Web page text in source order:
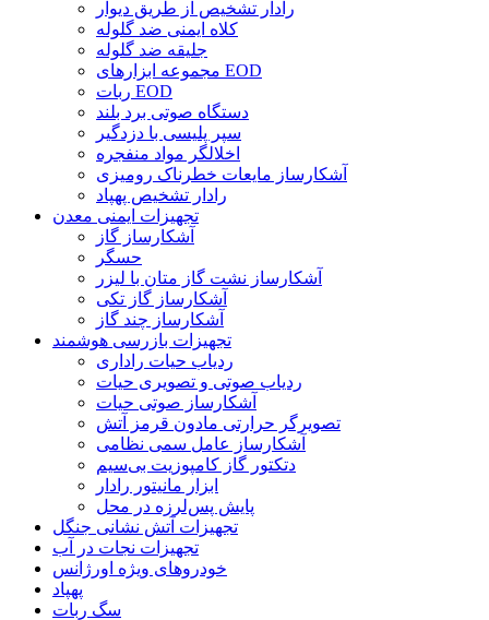
رادار تشخیص از طریق دیوار
کلاه ایمنی ضد گلوله
جلیقه ضد گلوله
مجموعه ابزارهای EOD
ربات EOD
دستگاه صوتی برد بلند
سپر پلیسی با دزدگیر
اخلالگر مواد منفجره
آشکارساز مایعات خطرناک رومیزی
رادار تشخیص پهپاد
تجهیزات ایمنی معدن
آشکارساز گاز
حسگر
آشکارساز نشت گاز متان با لیزر
آشکارساز گاز تکی
آشکارساز چند گاز
تجهیزات بازرسی هوشمند
ردیاب حیات راداری
ردیاب صوتی و تصویری حیات
آشکارساز صوتی حیات
تصویرگر حرارتی مادون قرمز آتش
آشکارساز عامل سمی نظامی
دتکتور گاز کامپوزیت بی‌سیم
ابزار مانیتور رادار
پایش پس‌لرزه در محل
تجهیزات آتش نشانی جنگل
تجهیزات نجات در آب
خودروهای ویژه اورژانس
پهپاد
سگ ربات